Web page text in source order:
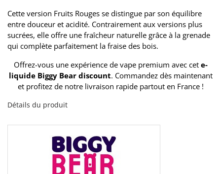
Cette version Fruits Rouges se distingue par son équilibre
entre douceur et acidité. Contrairement aux versions plus
sucrées, elle offre une fraîcheur naturelle grâce à la grenade
qui complète parfaitement la fraise des bois.
Offrez-vous une expérience de vape premium avec cet e-
liquide Biggy Bear discount. Commandez dès maintenant
et profitez de notre livraison rapide partout en France !
Détails du produit